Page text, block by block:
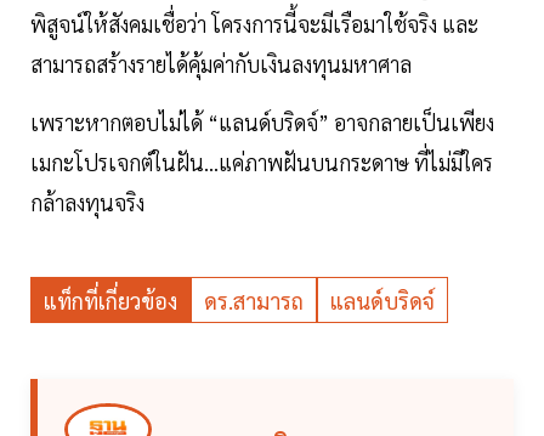
พิสูจน์ให้สังคมเชื่อว่า โครงการนี้จะมีเรือมาใช้จริง และ
สามารถสร้างรายได้คุ้มค่ากับเงินลงทุนมหาศาล
เพราะหากตอบไม่ได้ “แลนด์บริดจ์” อาจกลายเป็นเพียง
เมกะโปรเจกต์ในฝัน...แค่ภาพฝันบนกระดาษ ที่ไม่มีใคร
กล้าลงทุนจริง
แท็กที่เกี่ยวข้อง ดร.สามารถ แลนด์บริดจ์